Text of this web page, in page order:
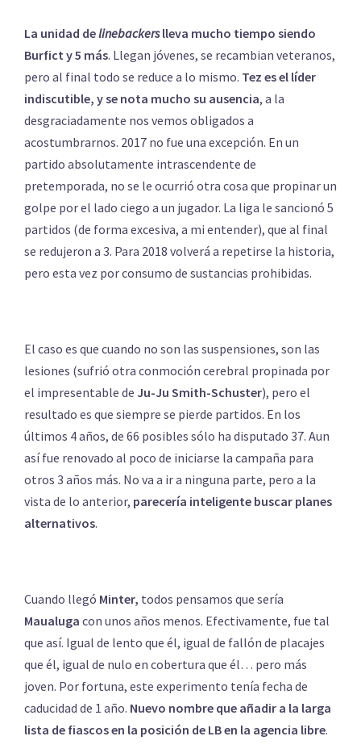
La unidad delinebackerslleva mucho tiempo siendo
Burfict y 5 más. Llegan jóvenes, se recambian veteranos,
pero al final todo se reduce a lo mismo. Tez es el líder
indiscutible, y se nota mucho su ausencia, a la
desgraciadamente nos vemos obligados a
acostumbrarnos. 2017 no fue una excepción. En un
partido absolutamente intrascendente de
pretemporada, no se le ocurrió otra cosa que propinar un
golpe por el lado ciego a un jugador. La liga le sancionó 5
partidos (de forma excesiva, a mi entender), que al final
se redujeron a 3. Para 2018 volverá a repetirse la historia,
pero esta vez por consumo de sustancias prohibidas.
El caso es que cuando no son las suspensiones, son las
lesiones (sufrió otra conmoción cerebral propinada por
el impresentable de Ju-Ju Smith-Schuster), pero el
resultado es que siempre se pierde partidos. En los
últimos 4 años, de 66 posibles sólo ha disputado 37. Aun
así fue renovado al poco de iniciarse la campaña para
otros 3 años más. No va a ir a ninguna parte, pero a la
vista de lo anterior, parecería inteligente buscar planes
alternativos.
Cuando llegó Minter, todos pensamos que sería
Maualuga con unos años menos. Efectivamente, fue tal
que así. Igual de lento que él, igual de fallón de placajes
que él, igual de nulo en cobertura que él… pero más
joven. Por fortuna, este experimento tenía fecha de
caducidad de 1 año. Nuevo nombre que añadir a la larga
lista de fiascos en la posición de LB en la agencia libre.